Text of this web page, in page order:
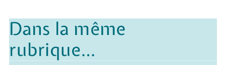
Dans la même
rubrique…